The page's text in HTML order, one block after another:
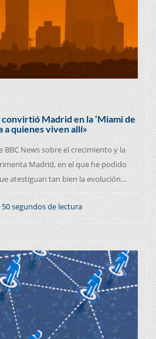
convirtió Madrid en la ‘Miami de
a quienes viven allí»
News sobre el crecimiento y la
Madrid, en el que he podido
atestiguan tan bien la evolución…
50 segundos de lectura